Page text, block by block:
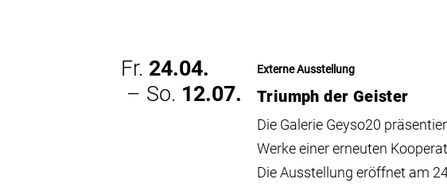
Fr. 24.04.
– So. 12.07.
Externe Ausstellung
Triumph der Geister
Die Galerie Geyso20
Werke einer erneuten
Die Ausstellung eröffnet am